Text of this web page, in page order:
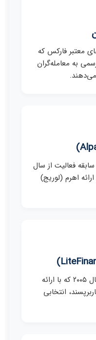
معتبر فارکس که
به معامله‌گران
می‌دهند.
فعالیت از سال
و ارائه اهرم (لوریج)
بروکری با سابقه درخشان از سال ۲۰۰۵ که با ارائه
پلتفرم کاربرپسند، انتخابی